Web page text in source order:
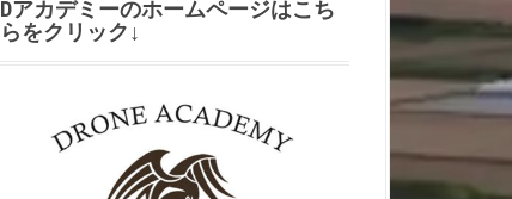
Dアカデミーのホームページはこち
らをクリック↓